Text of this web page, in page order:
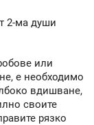
2-ма души
или
е необходимо
вдишване,
своите
рязко